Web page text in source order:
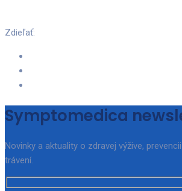
Zdieľať:
Symptomedica
Novinky a aktuality o zdravej výžive,
trávení.